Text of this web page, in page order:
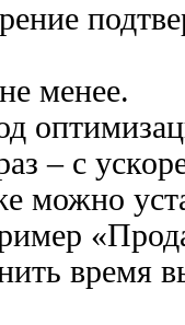
менее.
– с
можно
время